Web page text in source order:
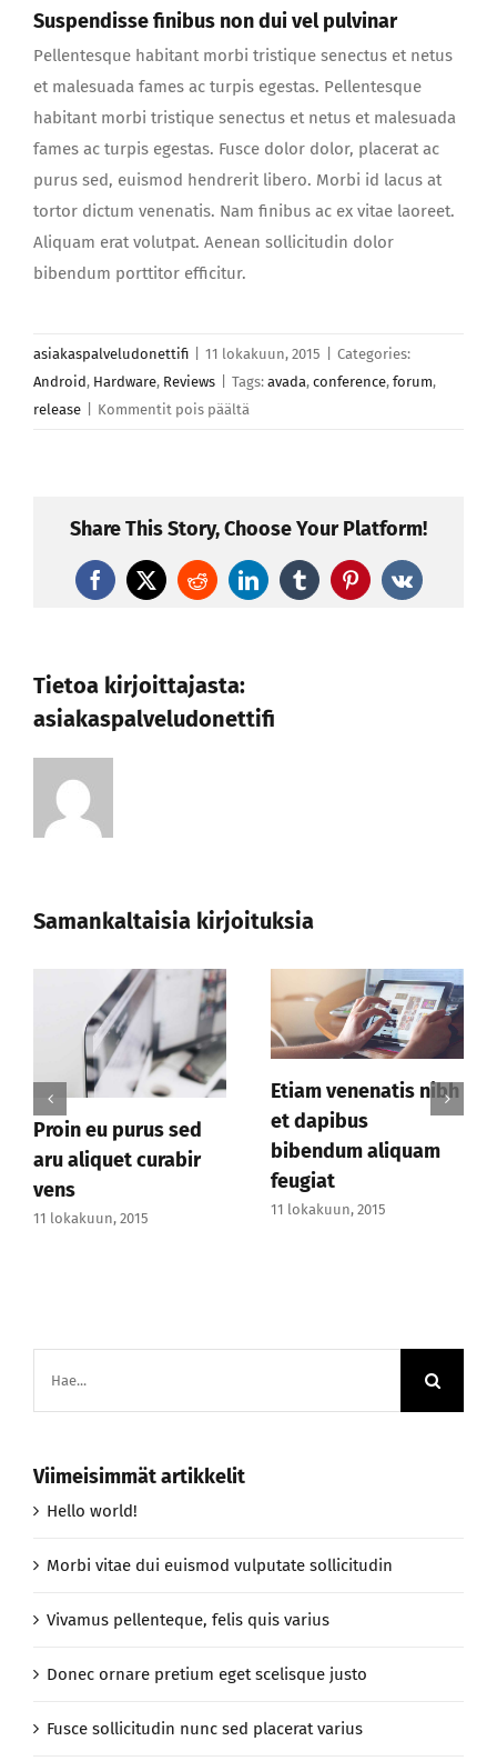
Suspendisse finibus non dui vel pulvinar
Pellentesque habitant morbi tristique senectus et netus
et malesuada fames ac turpis egestas. Pellentesque
habitant morbi tristique senectus et netus et malesuada
fames ac turpis egestas. Fusce dolor dolor, placerat ac
purus sed, euismod hendrerit libero. Morbi id lacus at
tortor dictum venenatis. Nam finibus ac ex vitae laoreet.
Aliquam erat volutpat. Aenean sollicitudin dolor
bibendum porttitor efficitur.
asiakaspalveludonettifi 11 lokakuun, 2015
Categories:
Android, Hardware, Reviews Tags: avada, conference, forum,
release
Kommentit pois päältä
Share This Story, Choose Your Platform!
Facebook
X RedditLinkedInTumblrPinterest
Vk
Tietoa kirjoittajasta:
asiakaspalveludonettifi
Samankaltaisia kirjoituksia
Proin eu purus sed
aru aliquet curabir
vens
11 lokakuun, 2015
Etiam venenatis nibh
et dapibus
bibendum aliquam
feugiat
11 lokakuun, 2015
Viimeisimmät artikkelit
Hello world!
Morbi vitae dui euismod vulputate sollicitudin
Vivamus pellenteque, felis quis varius
Donec ornare pretium eget scelisque justo
Fusce sollicitudin nunc sed placerat varius